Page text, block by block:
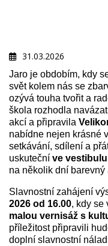
31.03.2026
Jaro je obdobím, kdy
svět kolem nás se
ozývá touha tvořit a
škola rozhodla
akcí a připravila
nabídne nejen krásné
setkávání, sdílení a
uskuteční ve
na několik dní barevný
Slavnostní zahájení
2026 od 16.00, kdy se
malou vernisáž s
příležitost připravili
doplní slavnostní